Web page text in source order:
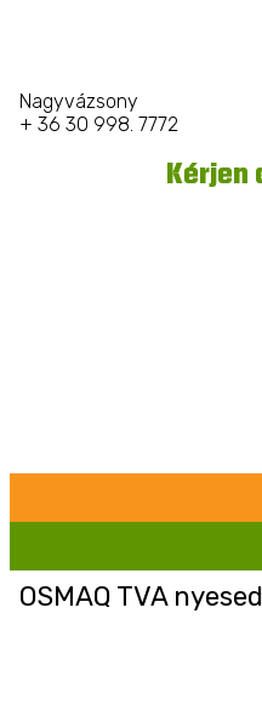
Nagyvázsony
+ 36 30 998. 7772
Kérjen
OSMAQ TVA